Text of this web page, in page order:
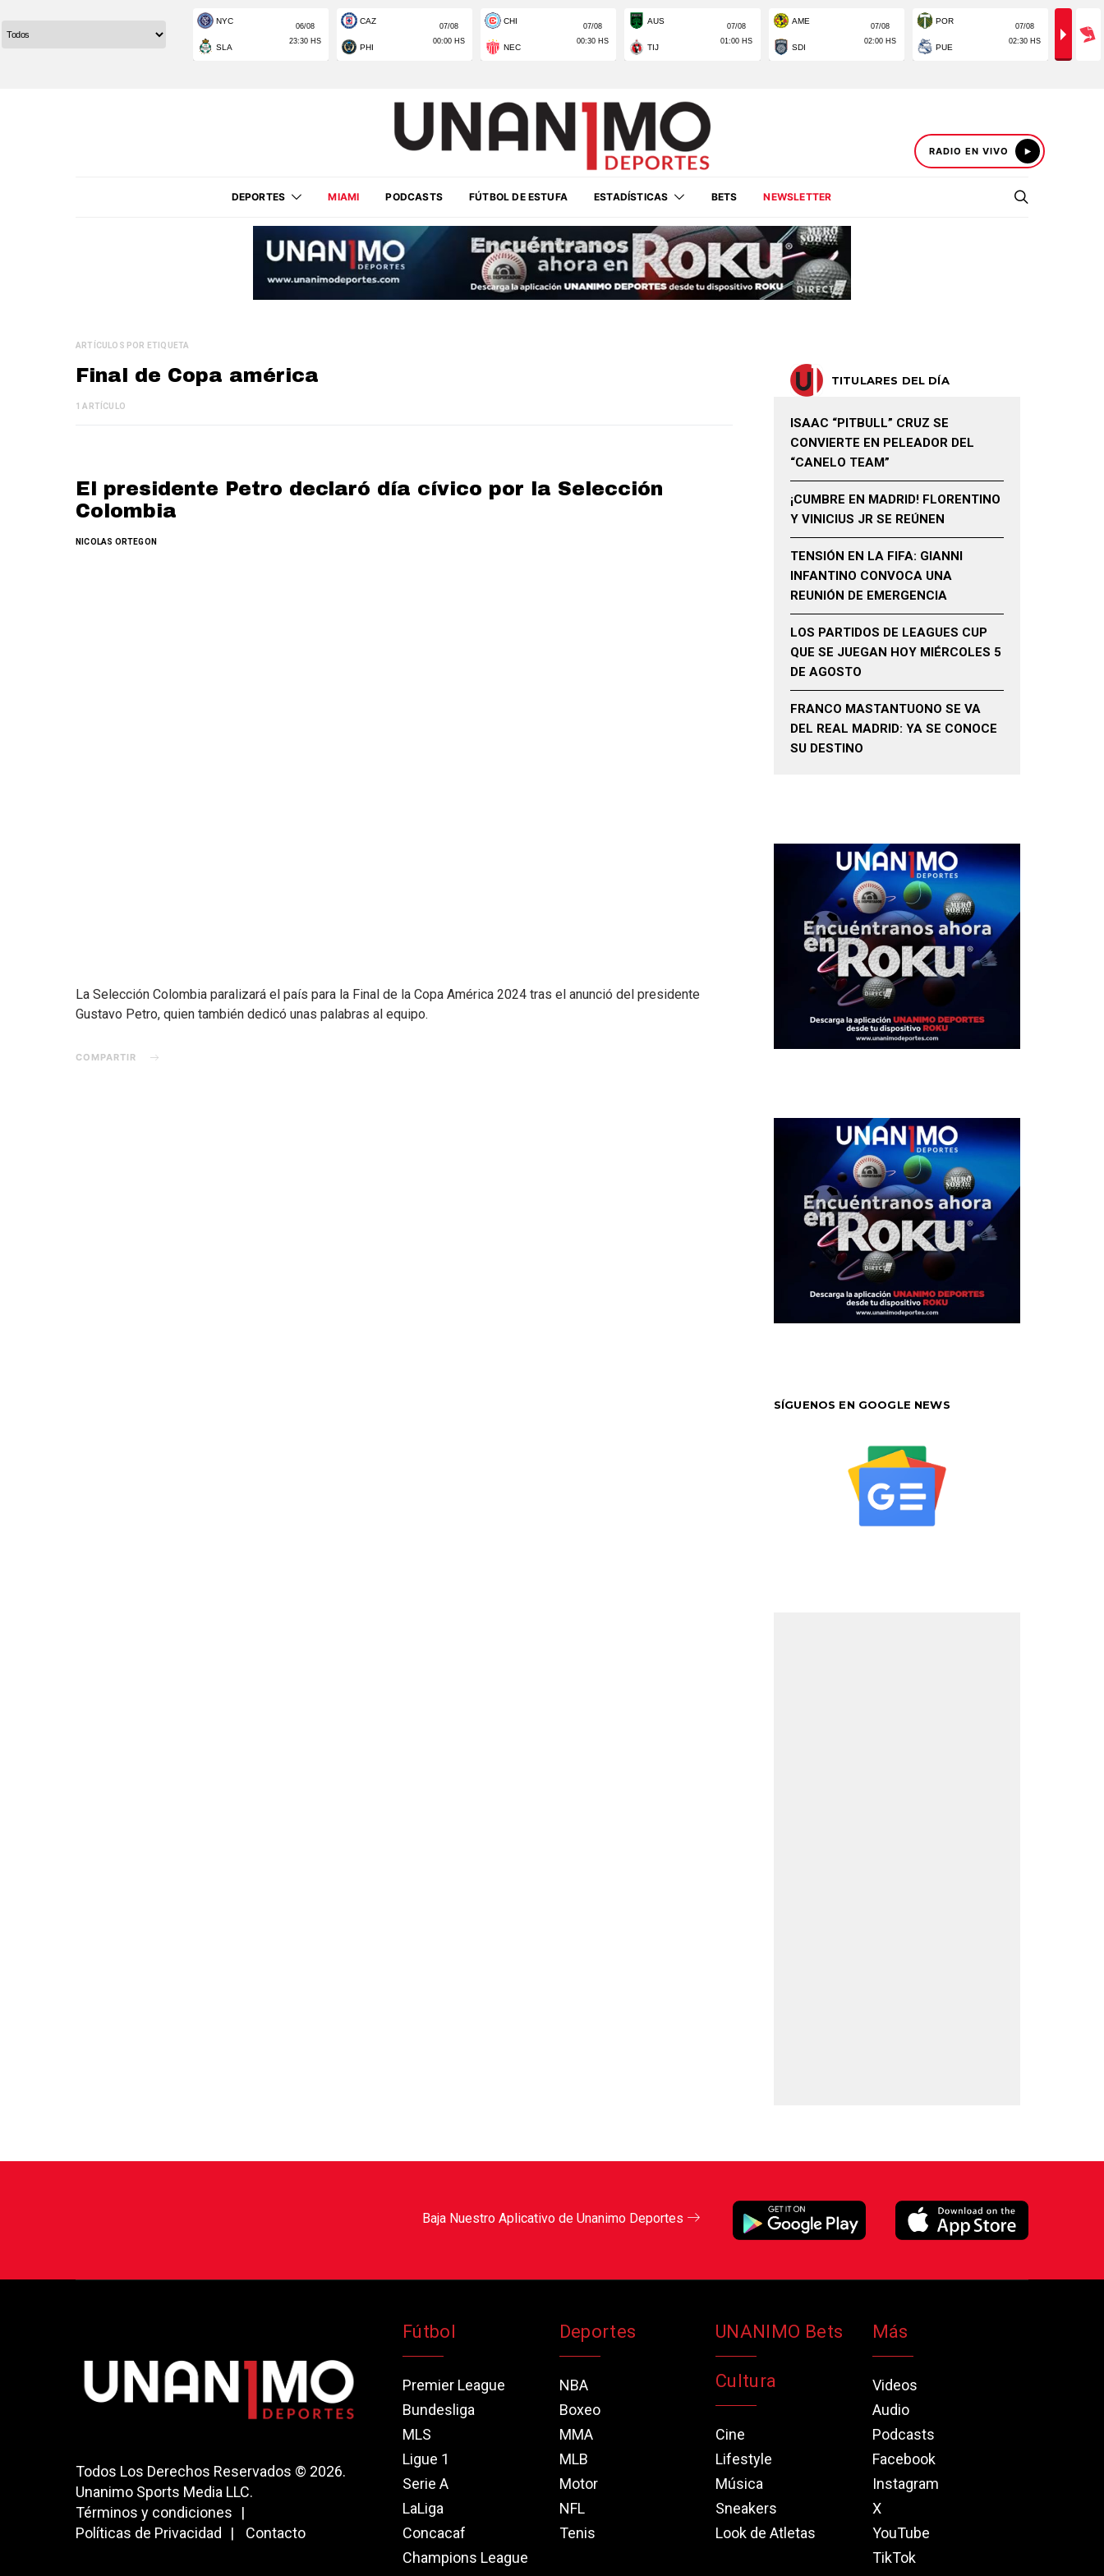
RADIO EN VIVO
DEPORTES MIAMI PODCASTS FÚTBOL DE ESTUFA ESTADÍSTICAS BETS NEWSLETTER
ARTÍCULOS POR ETIQUETA
Final de Copa américa
1 ARTÍCULO
El presidente Petro declaró día cívico por la Selección
Colombia
NICOLAS ORTEGON
La Selección Colombia paralizará el país para la Final de la Copa América 2024 tras el anunció del presidente
Gustavo Petro, quien también dedicó unas palabras al equipo.
COMPARTIR
TITULARES DEL DÍA
ISAAC “PITBULL” CRUZ SE
CONVIERTE EN PELEADOR DEL
“CANELO TEAM”
¡CUMBRE EN MADRID! FLORENTINO
Y VINICIUS JR SE REÚNEN
TENSIÓN EN LA FIFA: GIANNI
INFANTINO CONVOCA UNA
REUNIÓN DE EMERGENCIA
LOS PARTIDOS DE LEAGUES CUP
QUE SE JUEGAN HOY MIÉRCOLES 5
DE AGOSTO
FRANCO MASTANTUONO SE VA
DEL REAL MADRID: YA SE CONOCE
SU DESTINO
SÍGUENOS EN GOOGLE NEWS
Baja Nuestro Aplicativo de Unanimo Deportes
Todos Los Derechos Reservados © 2026.
Unanimo Sports Media LLC.
Términos y condiciones
Políticas de Privacidad
Contacto
Fútbol
Premier League
Bundesliga
MLS
Ligue 1
Serie A
LaLiga
Concacaf
Champions League
Deportes
NBA
Boxeo
MMA
MLB
Motor
NFL
Tenis
UNANIMO Bets
Cultura
Cine
Lifestyle
Música
Sneakers
Look de Atletas
Más
Videos
Audio
Podcasts
Facebook
Instagram
X
YouTube
TikTok